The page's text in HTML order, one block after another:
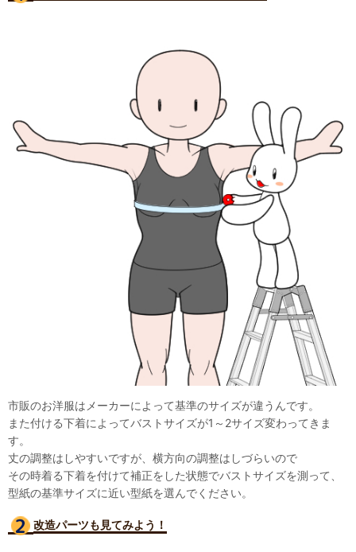
市販のお洋服はメーカーによって基準のサイズが違うんです。
また付ける下着によってバストサイズが1～2サイズ変わってきま
す。
丈の調整はしやすいですが、横方向の調整はしづらいので
その時着る下着を付けて補正をした状態でバストサイズを測って、
型紙の基準サイズに近い型紙を選んでください。
改造パーツも見てみよう！